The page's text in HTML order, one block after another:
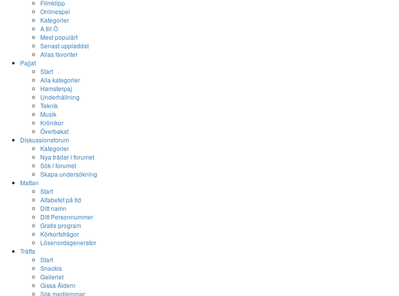
Filmklipp
Onlinespel
Kategorier
A till Ö
Mest populärt
Senast uppladdat
Allas favoriter
Pajjat
Start
Alla kategorier
Hamsterpaj
Underhållning
Teknik
Musik
Krönikor
Överbakat
Diskussionsforum
Kategorier
Nya trådar i forumet
Sök i forumet
Skapa undersökning
Mattan
Start
Alfabetet på tid
Ditt namn
Ditt Personnummer
Gratis program
Körkortsfrågor
Lösenordsgenerator
Träffa
Start
Snackis
Galleriet
Gissa Åldern
Sök medlemmar